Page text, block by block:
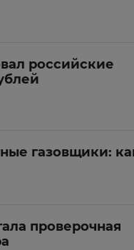
российские
газовщики:
проверочная